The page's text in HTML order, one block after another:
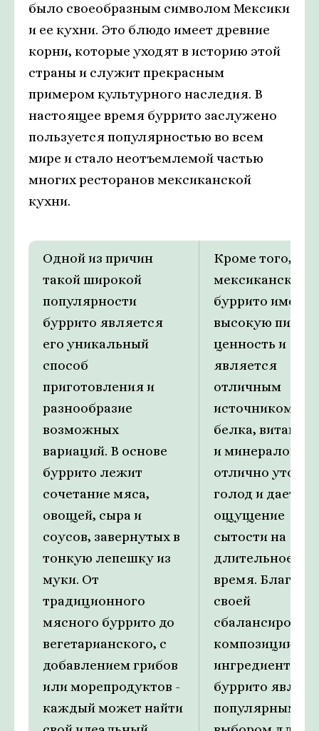
было своеобразным символом Мексики
и ее кухни. Это блюдо имеет древние
корни, которые уходят в историю этой
страны и служит прекрасным
примером культурного наследия. В
настоящее время буррито заслужено
пользуется популярностью во всем
мире и стало неотъемлемой частью
многих ресторанов мексиканской
кухни.
Одной из причин
такой широкой
популярности
буррито является
его уникальный
способ
приготовления и
разнообразие
возможных
вариаций. В основе
буррито лежит
сочетание мяса,
овощей, сыра и
соусов, завернутых в
тонкую лепешку из
муки. От
традиционного
мясного буррито до
вегетарианского, с
добавлением грибов
или морепродуктов -
каждый может найти
Кроме того,
мексиканское
буррито имеет
высокую
ценность и
является
отличным
источником
белка,
и минералов.
отлично
голод и дает
ощущение
сытости на
длительное
время.
своей
композиции
ингредиентов,
буррито
популярным